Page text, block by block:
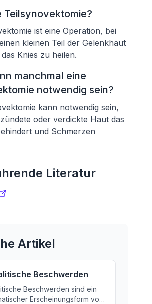
Teilsynovektomie?
ist eine Operation, bei
kleinen Teil der Gelenkhaut
Knies zu heilen.
manchmal eine
notwendig sein?
kann notwendig sein,
oder verdickte Haut das
und Schmerzen
Literatur
Artikel
Beschwerden
Beschwerden sind ein
Erscheinungsform von